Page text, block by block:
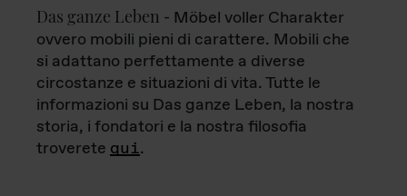
Das ganze Leben - Möbel voller Charakter
ovvero mobili pieni di carattere. Mobili che
si adattano perfettamente a diverse
circostanze e situazioni di vita. Tutte le
informazioni su Das ganze Leben, la nostra
storia, i fondatori e la nostra filosofia
troverete qui.